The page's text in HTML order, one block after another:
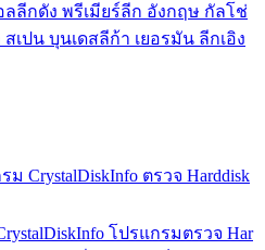
ลีกดัง พรีเมียร์ลีก อังกฤษ กัลโช่
เปน บุนเดสลีก้า เยอรมัน ลีกเอิง
ม CrystalDiskInfo ตรวจ Harddisk
โปรแกรมตรวจ Har